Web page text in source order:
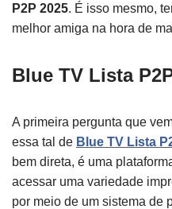
P2P 2025. É isso mesmo,
melhor amiga na hora de
Blue TV Lista
A primeira pergunta que
essa tal de Blue TV Lista
bem direta, é uma
acessar uma variedade
por meio de um sistema de